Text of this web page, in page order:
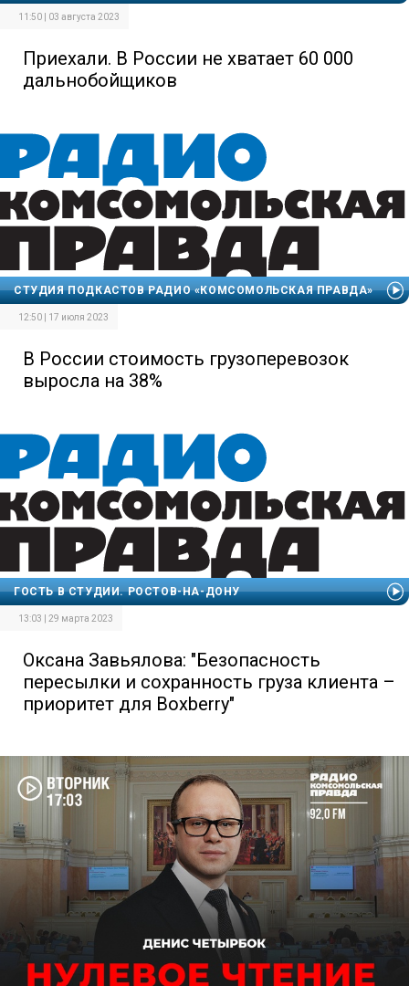
11:50 | 03 августа 2023
Приехали. В России не хватает 60 000
дальнобойщиков
СТУДИЯ ПОДКАСТОВ РАДИО «КОМСОМОЛЬСКАЯ ПРАВДА»
12:50 | 17 июля 2023
В России стоимость грузоперевозок
выросла на 38%
ГОСТЬ В СТУДИИ. РОСТОВ-НА-ДОНУ
13:03 | 29 марта 2023
Оксана Завьялова: "Безопасность
пересылки и сохранность груза клиента –
приоритет для Boxberry"